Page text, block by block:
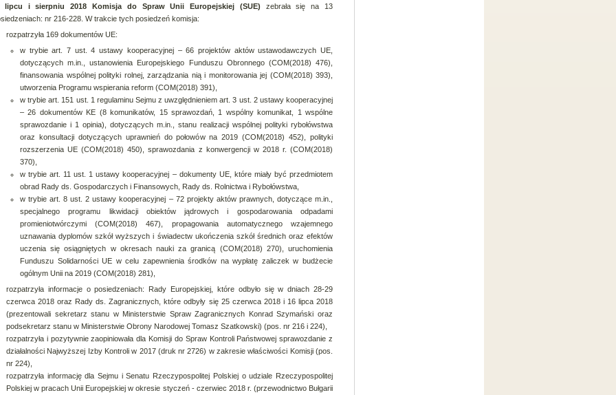
lipcu i sierpniu 2018 Komisja do Spraw Unii Europejskiej (SUE) zebrała się na 13
nr 216-228. W trakcie tych posiedzeń komisja:
rozpatrzyła 169 dokumentów UE:
w trybie art. 7 ust. 4 ustawy kooperacyjnej – 66 projektów aktów ustawodawczych UE,
dotyczących m.in., ustanowienia Europejskiego Funduszu Obronnego (COM(2018) 476),
finansowania wspólnej polityki rolnej, zarządzania nią i monitorowania jej (COM(2018) 393),
utworzenia Programu wspierania reform (COM(2018) 391),
w trybie art. 151 ust. 1 regulaminu Sejmu z uwzględnieniem art. 3 ust. 2 ustawy kooperacyjnej
– 26 dokumentów KE (8 komunikatów, 15 sprawozdań, 1 wspólny komunikat, 1 wspólne
sprawozdanie i 1 opinia), dotyczących m.in., stanu realizacji wspólnej polityki rybołówstwa
oraz konsultacji dotyczących uprawnień do połowów na 2019 (COM(2018) 452), polityki
rozszerzenia UE (COM(2018) 450), sprawozdania z konwergencji w 2018 r. (COM(2018)
370),
w trybie art. 11 ust. 1 ustawy kooperacyjnej – dokumenty UE, które miały być przedmiotem
obrad Rady ds. Gospodarczych i Finansowych, Rady ds. Rolnictwa i Rybołówstwa,
w trybie art. 8 ust. 2 ustawy kooperacyjnej – 72 projekty aktów prawnych, dotyczące m.in.,
specjalnego programu likwidacji obiektów jądrowych i gospodarowania odpadami
promieniotwórczymi (COM(2018) 467), propagowania automatycznego wzajemnego
uznawania dyplomów szkół wyższych i świadectw ukończenia szkół średnich oraz efektów
uczenia się osiągniętych w okresach nauki za granicą (COM(2018) 270), uruchomienia
Funduszu Solidarności UE w celu zapewnienia środków na wypłatę zaliczek w budżecie
ogólnym Unii na 2019 (COM(2018) 281),
rozpatrzyła informacje o posiedzeniach: Rady Europejskiej, które odbyło się w dniach 28-29
czerwca 2018 oraz Rady ds. Zagranicznych, które odbyły się 25 czerwca 2018 i 16 lipca 2018
(prezentowali sekretarz stanu w Ministerstwie Spraw Zagranicznych Konrad Szymański oraz
podsekretarz stanu w Ministerstwie Obrony Narodowej Tomasz Szatkowski) (pos. nr 216 i 224),
rozpatrzyła i pozytywnie zaopiniowała dla Komisji do Spraw Kontroli Państwowej sprawozdanie z
działalności Najwyższej Izby Kontroli w 2017 (druk nr 2726) w zakresie właściwości Komisji (pos.
nr 224),
rozpatrzyła informację dla Sejmu i Senatu Rzeczypospolitej Polskiej o udziale Rzeczypospolitej
Polskiej w pracach Unii Europejskiej w okresie styczeń - czerwiec 2018 r. (przewodnictwo Bułgarii